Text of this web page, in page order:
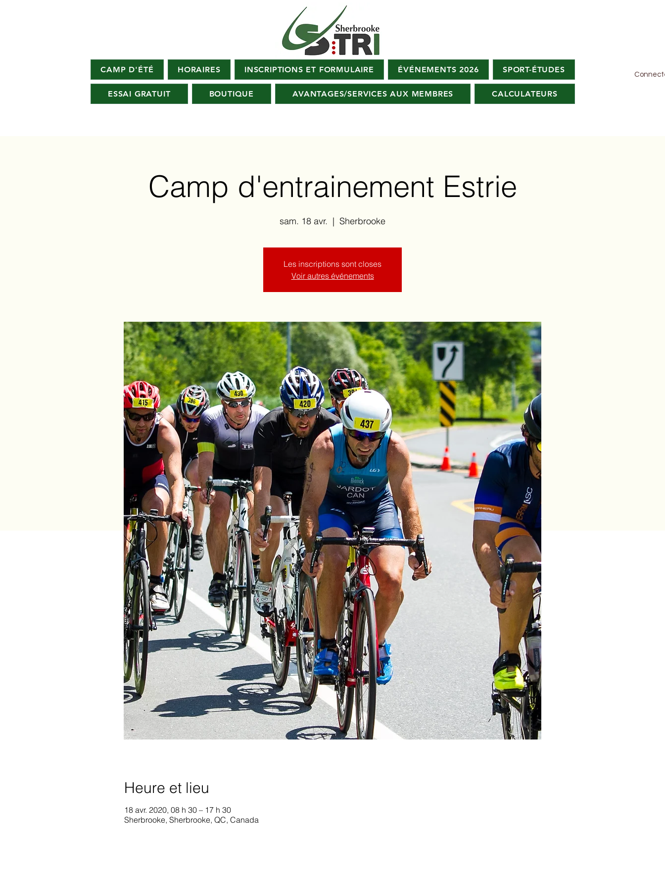
CAMP D'ÉTÉ HORAIRES INSCRIPTIONS ET FORMULAIRE ÉVÉNEMENTS 2026 SPORT-ÉTUDES
ESSAI GRATUIT BOUTIQUE AVANTAGES/SERVICES AUX MEMBRES CALCULATEURS
Camp d'entrainement Estrie
sam. 18 avr.
  |
Sherbrooke
Les inscriptions sont closes
Voir autres événements
Heure et lieu
18 avr. 2020, 08 h 30 – 17 h 30
Sherbrooke, Sherbrooke, QC, Canada